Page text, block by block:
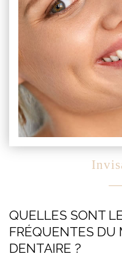
QUELLES SONT
FRÉQUENTES DU
DENTAIRE ?